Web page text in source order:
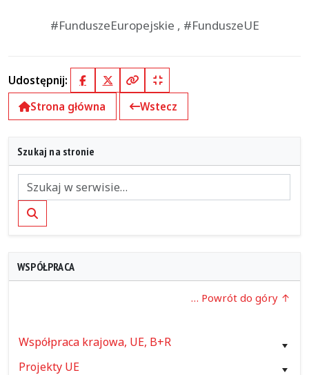
#FunduszeEuropejskie , #FunduszeUE
Udostępnij: FacebookX (Twitter)
Kopiuj pełny link
Kopiuj krótki link
Strona główna
Wstecz
Szukaj na stronie
Szukaj
WSPÓŁPRACA
… Powrót do góry
Współpraca krajowa, UE, B+R
Projekty UE